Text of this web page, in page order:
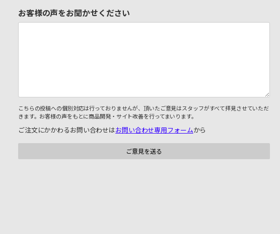
お客様の声をお聞かせください
こちらの投稿への個別対応は行っておりませんが、頂いたご意見はスタッフがすべて拝見させていただ
きます。お客様の声をもとに商品開発・サイト改善を行ってまいります。
ご注文にかかわるお問い合わせはお問い合わせ専用フォームから